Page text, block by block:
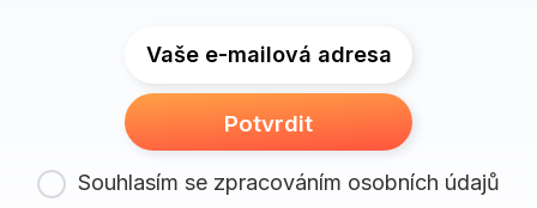
Vaše e-mailová adresa
Potvrdit
Souhlasím se zpracováním osobních údajů